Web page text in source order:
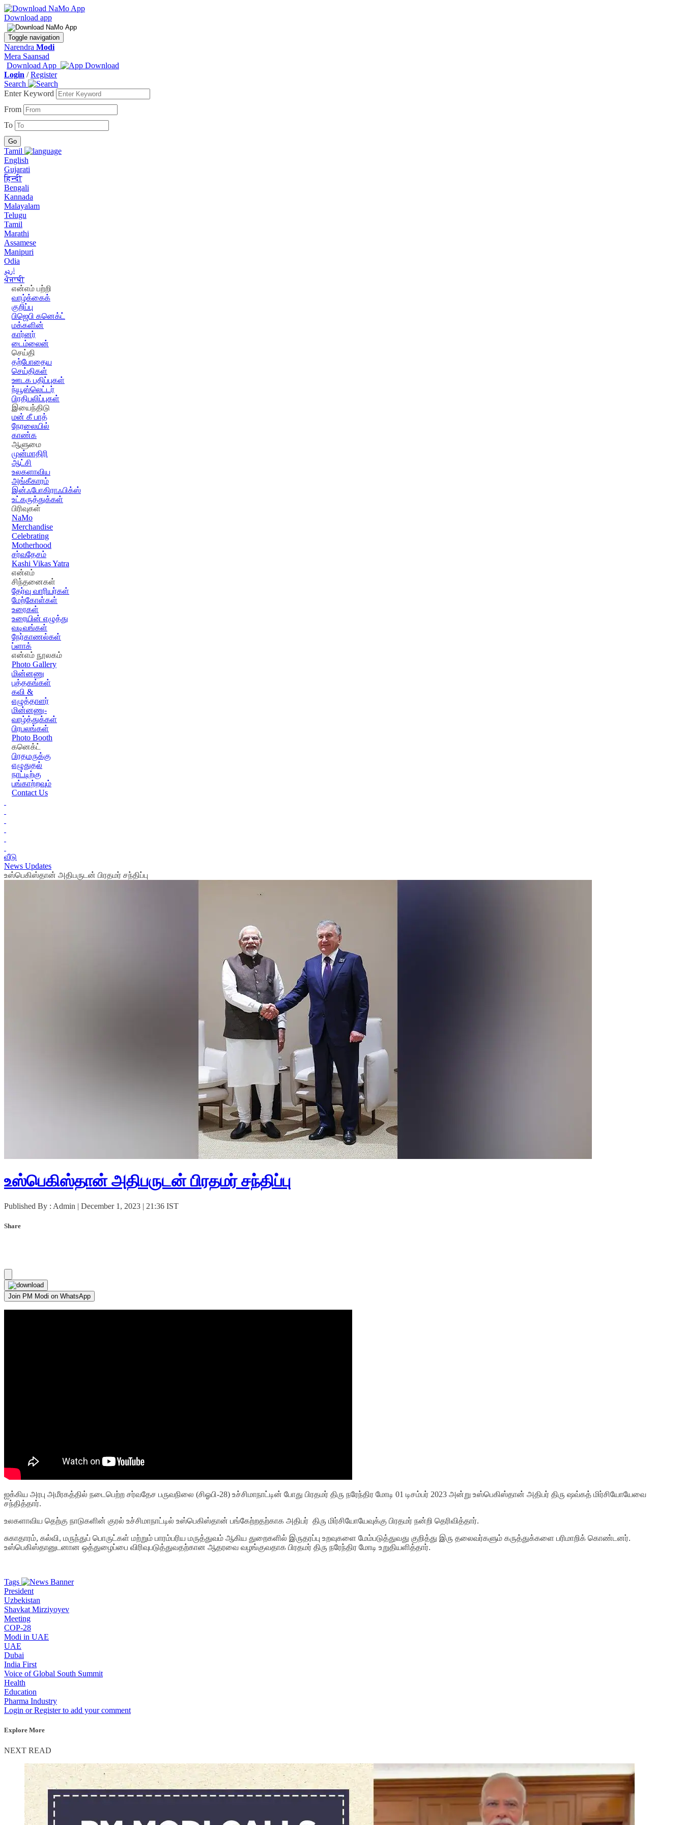
Download app
Toggle navigation
Narendra Modi
Mera Saansad
Download App
Login /Register
Search
Enter Keyword
From
To
Tamil
English
Gujarati
हिन्दी
Bengali
Kannada
Malayalam
Telugu
Tamil
Marathi
Assamese
Manipuri
Odia
اردو
ਪੰਜਾਬੀ
என்எம் பற்றி
வாழ்க்கைக்
குறிப்பு
பிஜெபி கனெக்ட்
மக்களின்
கார்னர்
டைம்லைன்
செய்தி
தற்போதைய
செய்திகள்
ஊடக பதிப்புகள்
ந்யூஸ்லெட்டர்
பிரதிபலிப்புகள்
இயைந்திடு
மன் கீ பாத்
நேரலையில்
காண்க
ஆளுமை
முன்மாதிரி
ஆட்சி
உலகளாவிய
அங்கீகாரம்
இன்ஃபோகிராஃபிக்ஸ்
உட்கருத்துக்கள்
பிரிவுகள்
NaMo
Merchandise
Celebrating
Motherhood
சர்வதேசம்
Kashi Vikas Yatra
என்எம்
சிந்தனைகள்
தேர்வு வாரியர்கள்
மேற்கோள்கள்
உரைகள்
உரையின் எழுத்து
வடிவங்கள்
நேர்காணல்கள்
ப்ளாக்
என்எம் நூலகம்
Photo Gallery
மின்னணு
புத்தகங்கள்
கவி &
எழுத்தாளர்
மின்னணு-
வாழ்த்துக்கள்
பிரபலங்கள்
Photo Booth
கனெக்ட்
பிரதமருக்கு
எழுதுதல்
நாட்டிற்கு
பங்காற்றவும்
Contact Us
வீடு
News Updates
உஸ்பெகிஸ்தான் அதிபருடன் பிரதமர் சந்திப்பு
உஸ்பெகிஸ்தான் அதிபருடன் பிரதமர் சந்திப்பு
Published By : Admin | December 1, 2023 | 21:36 IST
Share
Join PM Modi on WhatsApp
ஐக்கிய அரபு அமீரகத்தில் நடைபெற்ற சர்வதேச பருவநிலை (சிஓபி-28) உச்சிமாநாட்டின் போது பிரதமர் திரு நரேந்திர மோடி 01 டிசம்பர் 2023 அன்று உஸ்பெகிஸ்தான் அதிபர் திரு ஷவ்கத் மிர்சியோயேவை
சந்தித்தார்.
உலகளாவிய தெற்கு நாடுகளின் குரல் உச்சிமாநாட்டில் உஸ்பெகிஸ்தான் பங்கேற்றதற்காக அதிபர் திரு மிர்சியோயேவுக்கு பிரதமர் நன்றி தெரிவித்தார்.
சுகாதாரம், கல்வி, மருந்துப் பொருட்கள் மற்றும் பாரம்பரிய மருத்துவம் ஆகிய துறைகளில் இருதரப்பு உறவுகளை மேம்படுத்துவது குறித்து இரு தலைவர்களும் கருத்துக்களை பரிமாறிக் கொண்டனர்.
உஸ்பெகிஸ்தானுடனான ஒத்துழைப்பை விரிவுபடுத்துவதற்கான ஆதரவை வழங்குவதாக பிரதமர் திரு நரேந்திர மோடி உறுதியளித்தார்.
Tags
President
Uzbekistan
Shavkat Mirziyoyev
Meeting
COP-28
Modi in UAE
UAE
Dubai
India First
Voice of Global South Summit
Health
Education
Pharma Industry
Login or Register to add your comment
Explore More
NEXT READ